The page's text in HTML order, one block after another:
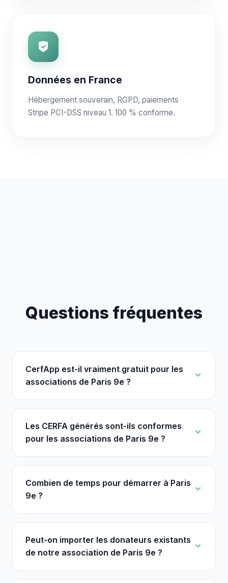
Données en France
Hébergement souverain, RGPD, paiements
Stripe PCI-DSS niveau 1. 100 % conforme.
Questions fréquentes
CerfApp est-il vraiment gratuit pour les
associations de Paris 9e ?
Les CERFA générés sont-ils conformes
pour les associations de Paris 9e ?
Combien de temps pour démarrer à Paris
9e ?
Peut-on importer les donateurs existants
de notre association de Paris 9e ?